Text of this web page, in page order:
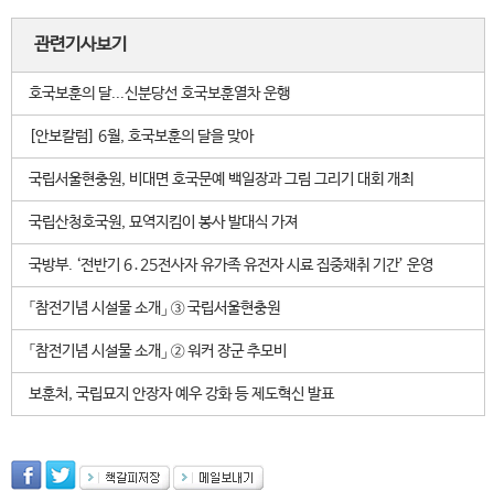
관련기사보기
호국보훈의 달...신분당선 호국보훈열차 운행
[안보칼럼] 6월, 호국보훈의 달을 맞아
국립서울현충원, 비대면 호국문예 백일장과 그림 그리기 대회 개최
국립산청호국원, 묘역지킴이 봉사 발대식 가져
국방부. ‘전반기 6․25전사자 유가족 유전자 시료 집중채취 기간’ 운영
「참전기념 시설물 소개」 ③ 국립서울현충원
「참전기념 시설물 소개」 ② 워커 장군 추모비
보훈처, 국립묘지 안장자 예우 강화 등 제도혁신 발표